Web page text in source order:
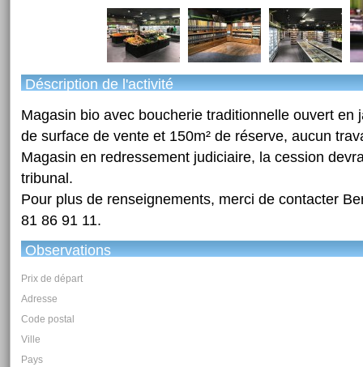
Déscription de l'activité
Magasin bio avec boucherie traditionnelle ouvert en
de surface de vente et 150m² de réserve, aucun
Magasin en redressement judiciaire, la cession
tribunal.
Pour plus de renseignements, merci de contacter
81 86 91 11.
Observations
Prix de départ
Adresse
Code postal
Ville
Pays